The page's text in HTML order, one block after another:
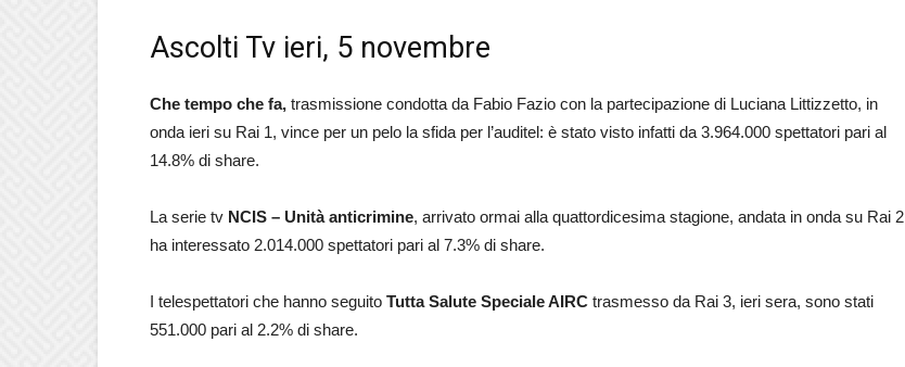
Ascolti Tv ieri, 5 novembre
Che tempo che fa, trasmissione condotta da Fabio Fazio con la partecipazione di Luciana Littizzetto, in
onda ieri su Rai 1, vince per un pelo la sfida per l’auditel: è stato visto infatti da 3.964.000 spettatori pari al
14.8% di share.
La serie tv NCIS – Unità anticrimine, arrivato ormai alla quattordicesima stagione, andata in onda su Rai 2
ha interessato 2.014.000 spettatori pari al 7.3% di share.
I telespettatori che hanno seguito Tutta Salute Speciale AIRC trasmesso da Rai 3, ieri sera, sono stati
551.000 pari al 2.2% di share.